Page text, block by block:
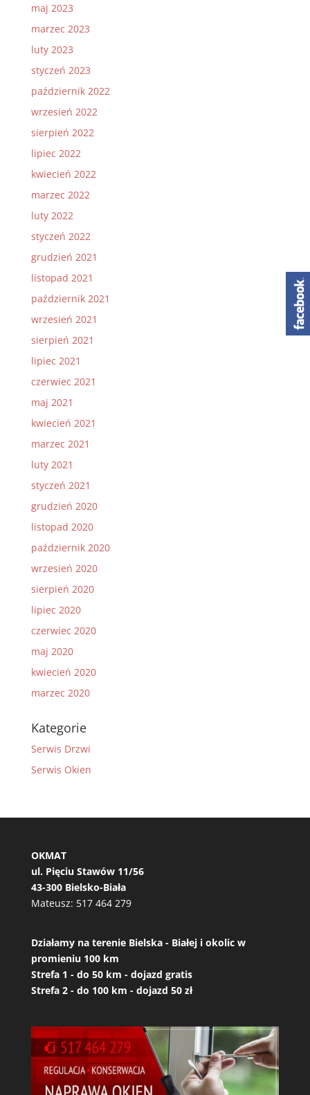
maj 2023
marzec 2023
luty 2023
styczeń 2023
październik 2022
wrzesień 2022
sierpień 2022
lipiec 2022
kwiecień 2022
marzec 2022
luty 2022
styczeń 2022
grudzień 2021
listopad 2021
październik 2021
wrzesień 2021
sierpień 2021
lipiec 2021
czerwiec 2021
maj 2021
kwiecień 2021
marzec 2021
luty 2021
styczeń 2021
grudzień 2020
listopad 2020
październik 2020
wrzesień 2020
sierpień 2020
lipiec 2020
czerwiec 2020
maj 2020
kwiecień 2020
marzec 2020
Kategorie
Serwis Drzwi
Serwis Okien
OKMAT
ul. Pięciu Stawów 11/56
43-300 Bielsko-Biała
Mateusz: 517 464 279
Działamy na terenie Bielska - Białej i okolic w
promieniu 100 km
Strefa 1 - do 50 km - dojazd gratis
Strefa 2 - do 100 km - dojazd 50 zł